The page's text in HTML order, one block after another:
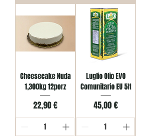
Cheesecake Nuda
1,300kg 12porz
Prix
22,90 €
Luglio Olio EVO
Comunitario EU 5lt
Prix
45,00 €